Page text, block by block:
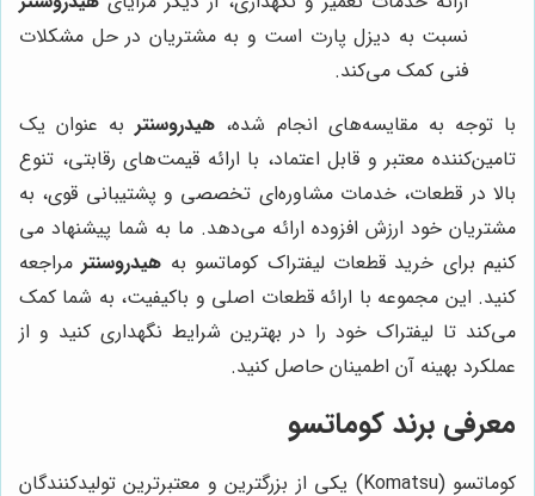
نسبت به دیزل پارت است و به مشتریان در حل مشکلات
فنی کمک می‌کند.
با توجه به مقایسه‌های انجام شده، هیدروسنتر به عنوان یک
تامین‌کننده معتبر و قابل اعتماد، با ارائه قیمت‌های رقابتی، تنوع
بالا در قطعات، خدمات مشاوره‌ای تخصصی و پشتیبانی قوی، به
مشتریان خود ارزش افزوده ارائه می‌دهد. ما به شما پیشنهاد می
کنیم برای خرید قطعات لیفتراک کوماتسو به هیدروسنتر مراجعه
کنید. این مجموعه با ارائه قطعات اصلی و باکیفیت، به شما کمک
می‌کند تا لیفتراک خود را در بهترین شرایط نگهداری کنید و از
عملکرد بهینه آن اطمینان حاصل کنید.
معرفی برند کوماتسو
کوماتسو (Komatsu) یکی از بزرگترین و معتبرترین تولیدکنندگان